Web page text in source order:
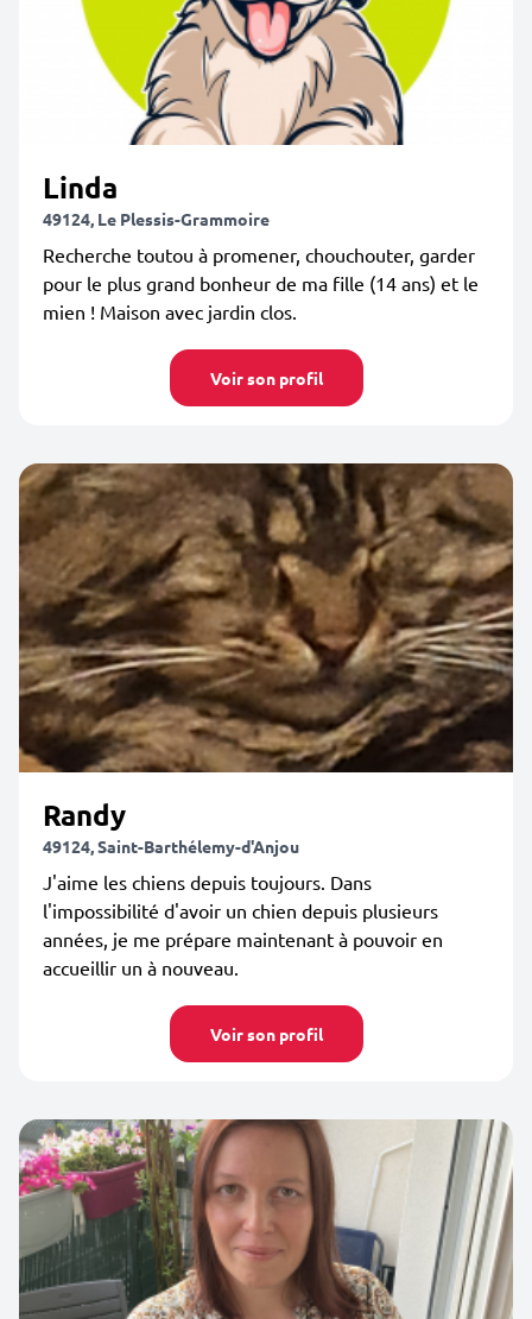
Linda
49124, Le Plessis-Grammoire
Recherche toutou à promener, chouchouter, garder
pour le plus grand bonheur de ma fille (14 ans) et le
mien ! Maison avec jardin clos.
Voir son profil
Randy
49124, Saint-Barthélemy-d'Anjou
J'aime les chiens depuis toujours. Dans
l'impossibilité d'avoir un chien depuis plusieurs
années, je me prépare maintenant à pouvoir en
accueillir un à nouveau.
Voir son profil